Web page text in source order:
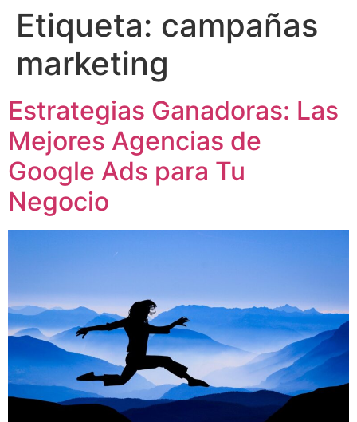
Etiqueta: campañas
marketing
Estrategias Ganadoras: Las
Mejores Agencias de
Google Ads para Tu
Negocio